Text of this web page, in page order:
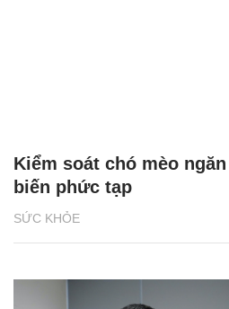
SỨC KHỎE
Kiểm soát chó mèo
biến phức tạp